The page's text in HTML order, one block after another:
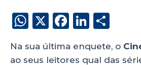
W
a
X
F
c
Li
k a
Na sua última enquete, o
ao seus leitores qual das